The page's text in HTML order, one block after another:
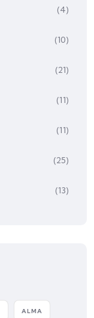
(4)
(10)
(21)
(11)
(11)
(25)
(13)
ALMA